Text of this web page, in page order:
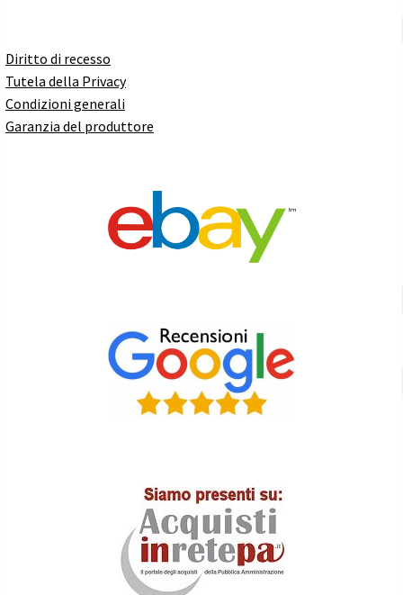
Diritto di recesso
Tutela della Privacy
Condizioni generali
Garanzia del produttore